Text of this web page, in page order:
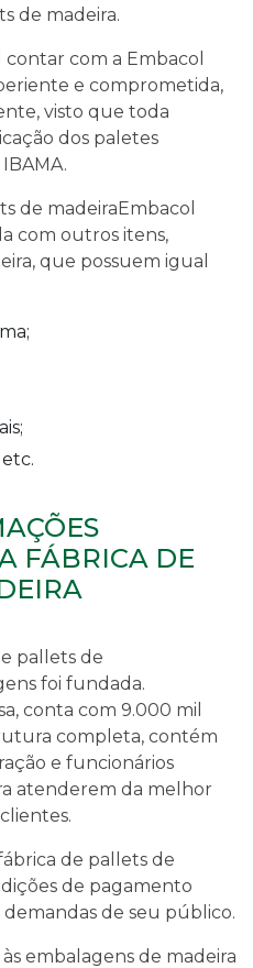
de madeira.
contar com a Embacol
e comprometida,
visto que toda
dos paletes
de madeiraEmbacol
com outros itens,
que possuem igual
etc.
FÁBRICA DE
pallets de
foi fundada.
conta com 9.000 mil
completa, contém
e funcionários
atenderem da melhor
de pallets de
de pagamento
de seu público.
embalagens de madeira